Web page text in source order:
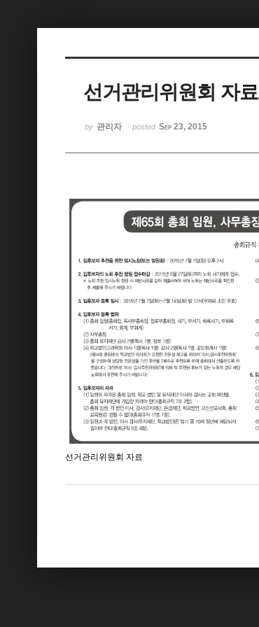
선거관리위원회 자료
by 관리자 posted Sep 23, 2015
선거관리위원회 자료
케치북5
케치북5